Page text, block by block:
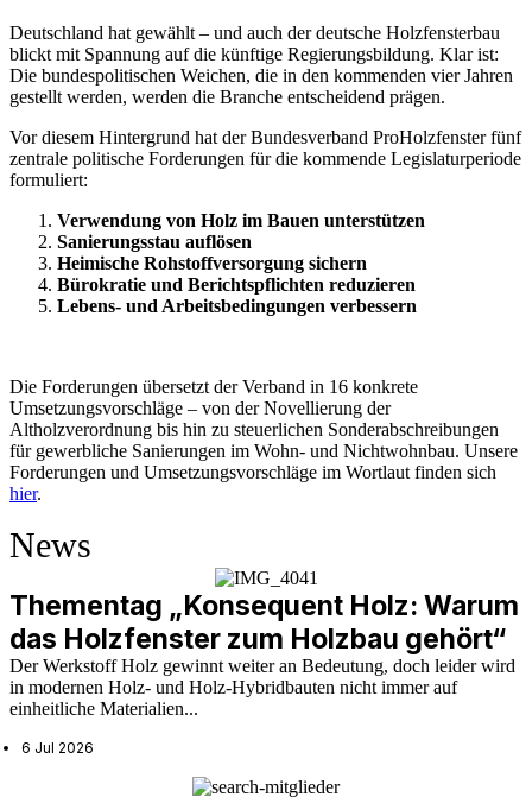
Deutschland hat gewählt – und auch der deutsche Holzfensterbau
blickt mit Spannung auf die künftige Regierungsbildung. Klar ist:
Die bundespolitischen Weichen, die in den kommenden vier Jahren
gestellt werden, werden die Branche entscheidend prägen.
Vor diesem Hintergrund hat der Bundesverband ProHolzfenster fünf
zentrale politische Forderungen für die kommende Legislaturperiode
formuliert:
Verwendung von Holz im Bauen unterstützen
Sanierungsstau auflösen
Heimische Rohstoffversorgung sichern
Bürokratie und Berichtspflichten reduzieren
Lebens- und Arbeitsbedingungen verbessern
Die Forderungen übersetzt der Verband in 16 konkrete
Umsetzungsvorschläge – von der Novellierung der
Altholzverordnung bis hin zu steuerlichen Sonderabschreibungen
für gewerbliche Sanierungen im Wohn- und Nichtwohnbau. Unsere
Forderungen und Umsetzungsvorschläge im Wortlaut finden sich
hier.
News
Thementag „Konsequent Holz: Warum
das Holzfenster zum Holzbau gehört“
Der Werkstoff Holz gewinnt weiter an Bedeutung, doch leider wird
in modernen Holz- und Holz-Hybridbauten nicht immer auf
einheitliche Materialien...
6 Jul 2026